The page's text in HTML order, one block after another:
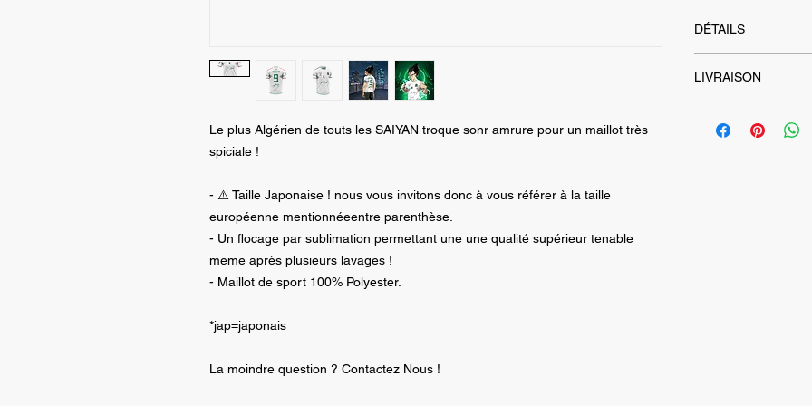
Le plus Algérien de touts les SAIYAN troque sonr amrure pour un maillot très
spiciale !
- ⚠️ Taille Japonaise ! nous vous invitons donc à vous référer à la taille
européenne mentionnéeentre parenthèse.
- Un flocage par sublimation permettant une une qualité supérieur tenable
meme après plusieurs lavages !
- Maillot de sport 100% Polyester.
*jap=japonais
La moindre question ? Contactez Nous !
DÉTAILS
- Un flocage par
- Tailles
mentionnée entre
LIVRAISON
suivant la